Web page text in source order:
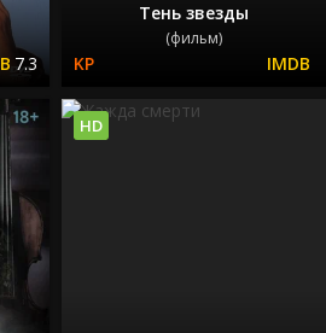
7.3
Тень звезды
(фильм)
HD